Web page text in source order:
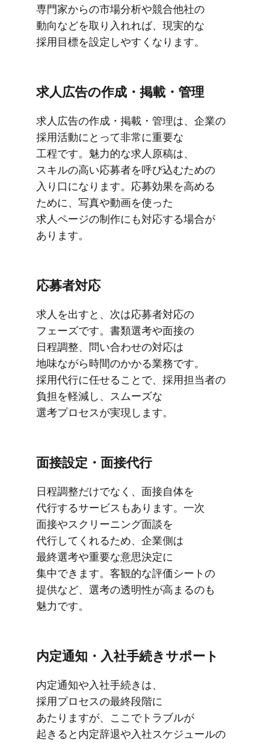
専門家からの​市場分析や​競合他社の​
動向などを​取り​入れれば、​現実的な​
採用目標を​設定しやすくなります。
求人​広告の​作成・掲載・管理
求人​広告の​作成・掲載・管理は、​企業の​
採用活動に​とって​非常に​重要な​
工程です。​魅力的な​求人原稿は、​
スキルの​高い​応募者を​呼び込むための​
入り口に​なります。​応募効果を​高める​
ために、​写真や​動画を​使った​
求人ページの​制作にも​対応する​場合が​
あります。
応募者対応
求人を​出すと、​次は​応募者対応の​
フェーズです。​書類選考や​面接の​
日程調整、​問い​合わせの​対応は​
地味ながら​時間の​かかる​業務です。​
採用代行に​任せる​ことで、​採用担当者の​
負担を​軽減し、​スムーズな​
選考プロセスが​実現します。
面接設定・面接代行
日程調整だけでなく、​面接自体を​
代行する​サービスも​あります。​一次​
面接や​スクリーニング面談を​
代行してくれる​ため、​企業側は​
最終選考や​重要な意思決定に​
集中できます。​客観的な​評価シートの​
提供など、​選考の​透明性が​高まるのも​
魅力です。
内定通知・入社手続きサポート
内定通知や​入社手​続きは、​
採用プロセスの​最終段階に​
あたりますが、​ここで​トラブルが​
起きると​内定辞退や​入社スケジュールの​